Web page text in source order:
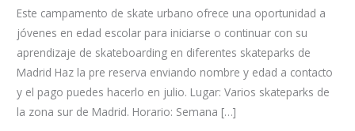
Este campamento de skate urbano ofrece una oportunidad a
jóvenes en edad escolar para iniciarse o continuar con su
aprendizaje de skateboarding en diferentes skateparks de
Madrid Haz la pre reserva enviando nombre y edad a contacto
y el pago puedes hacerlo en julio. Lugar: Varios skateparks de
la zona sur de Madrid. Horario: Semana […]